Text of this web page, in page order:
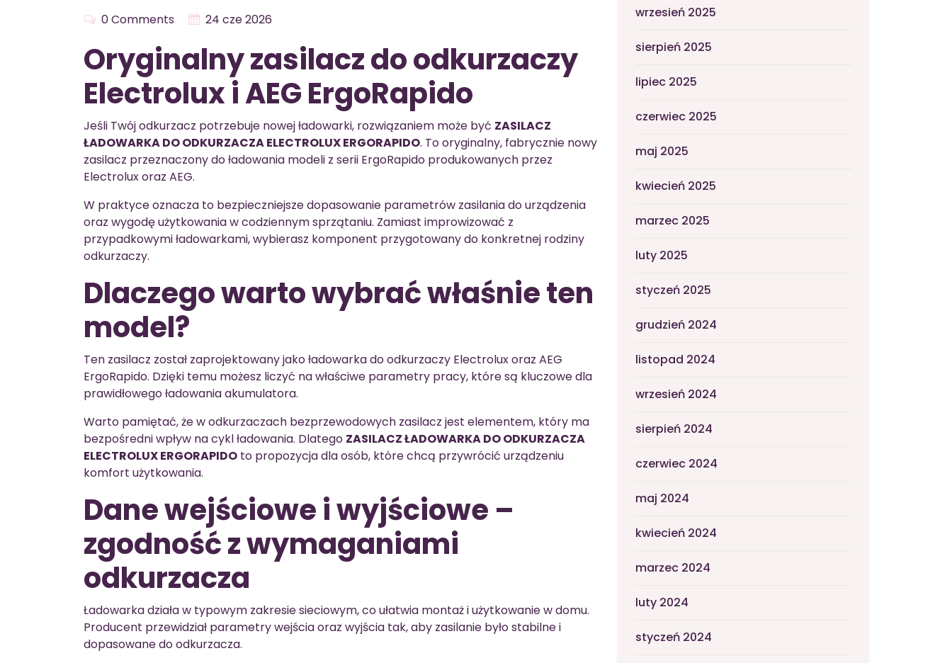
0 Comments 24 cze 2026
Oryginalny zasilacz do odkurzaczy
Electrolux i AEG ErgoRapido
Jeśli Twój odkurzacz potrzebuje nowej ładowarki, rozwiązaniem może być ZASILACZ
ŁADOWARKA DO ODKURZACZA ELECTROLUX ERGORAPIDO. To oryginalny, fabrycznie nowy
zasilacz przeznaczony do ładowania modeli z serii ErgoRapido produkowanych przez
Electrolux oraz AEG.
W praktyce oznacza to bezpieczniejsze dopasowanie parametrów zasilania do urządzenia
oraz wygodę użytkowania w codziennym sprzątaniu. Zamiast improwizować z
przypadkowymi ładowarkami, wybierasz komponent przygotowany do konkretnej rodziny
odkurzaczy.
Dlaczego warto wybrać właśnie ten
model?
Ten zasilacz został zaprojektowany jako ładowarka do odkurzaczy Electrolux oraz AEG
ErgoRapido. Dzięki temu możesz liczyć na właściwe parametry pracy, które są kluczowe dla
prawidłowego ładowania akumulatora.
Warto pamiętać, że w odkurzaczach bezprzewodowych zasilacz jest elementem, który ma
bezpośredni wpływ na cykl ładowania. Dlatego ZASILACZ ŁADOWARKA DO ODKURZACZA
ELECTROLUX ERGORAPIDO to propozycja dla osób, które chcą przywrócić urządzeniu
komfort użytkowania.
Dane wejściowe i wyjściowe –
zgodność z wymaganiami
odkurzacza
Ładowarka działa w typowym zakresie sieciowym, co ułatwia montaż i użytkowanie w domu.
Producent przewidział parametry wejścia oraz wyjścia tak, aby zasilanie było stabilne i
dopasowane do odkurzacza.
wrzesień 2025
sierpień 2025
lipiec 2025
czerwiec 2025
maj 2025
kwiecień 2025
marzec 2025
luty 2025
styczeń 2025
grudzień 2024
listopad 2024
wrzesień 2024
sierpień 2024
czerwiec 2024
maj 2024
kwiecień 2024
marzec 2024
luty 2024
styczeń 2024